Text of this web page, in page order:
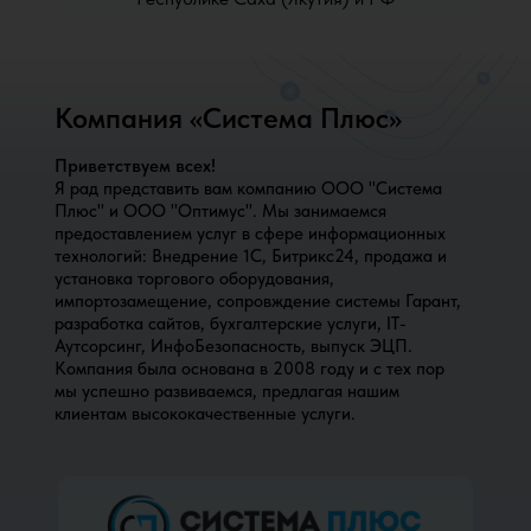
Заменяем иностранное
программное обеспечение.
Подбираем лучшие аналоги из
российских программ.
Настройка и обновление ПО,
поддержка IT-
инфраструктуры,
сопровождение серверов.
Компания «Система Плюс»
Приветствуем всех!
Я рад представить вам компанию ООО "Система
Плюс" и ООО "Оптимус". Мы занимаемся
предоставлением услуг в сфере информационных
технологий: Внедрение 1С, Битрикс24, продажа и
установка торгового оборудования,
импортозамещение, сопровждение системы Гарант,
разработка сайтов, бухгалтерские услуги, IT-
Аутсорсинг, ИнфоБезопасность, выпуск ЭЦП.
Компания была основана в 2008 году и с тех пор
мы успешно развиваемся, предлагая нашим
клиентам высококачественные услуги.